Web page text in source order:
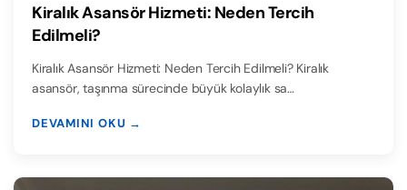
Kiralık Asansör Hizmeti: Neden Tercih
Edilmeli?
Kiralık Asansör Hizmeti: Neden Tercih Edilmeli? Kiralık
asansör, taşınma sürecinde büyük kolaylık sa…
DEVAMINI OKU →